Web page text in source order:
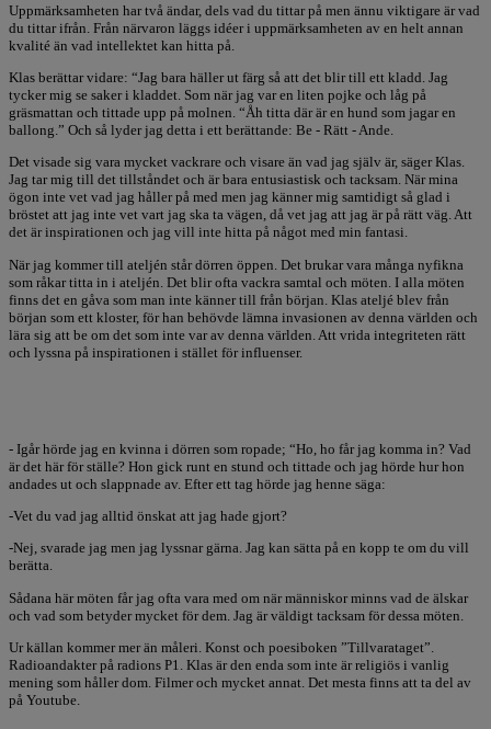
Uppmärksamheten har två ändar, dels vad du tittar på men ännu viktigare är vad
du tittar ifrån. Från närvaron läggs idéer i uppmärksamheten av en helt annan
kvalité än vad intellektet kan hitta på.
Klas berättar vidare: “Jag bara häller ut färg så att det blir till ett kladd. Jag
tycker mig se saker i kladdet. Som när jag var en liten pojke och låg på
gräsmattan och tittade upp på molnen. “Åh titta där är en hund som jagar en
ballong.” Och så lyder jag detta i ett berättande: Be - Rätt - Ande.
Det visade sig vara mycket vackrare och visare än vad jag själv är, säger Klas.
Jag tar mig till det tillståndet och är bara entusiastisk och tacksam. När mina
ögon inte vet vad jag håller på med men jag känner mig samtidigt så glad i
bröstet att jag inte vet vart jag ska ta vägen, då vet jag att jag är på rätt väg. Att
det är inspirationen och jag vill inte hitta på något med min fantasi.
När jag kommer till ateljén står dörren öppen. Det brukar vara många nyfikna
som råkar titta in i ateljén. Det blir ofta vackra samtal och möten. I alla möten
finns det en gåva som man inte känner till från början. Klas ateljé blev från
början som ett kloster, för han behövde lämna invasionen av denna världen och
lära sig att be om det som inte var av denna världen. Att vrida integriteten rätt
och lyssna på inspirationen i stället för influenser.
- Igår hörde jag en kvinna i dörren som ropade; “Ho, ho får jag komma in? Vad
är det här för ställe? Hon gick runt en stund och tittade och jag hörde hur hon
andades ut och slappnade av. Efter ett tag hörde jag henne säga:
-Vet du vad jag alltid önskat att jag hade gjort?
-Nej, svarade jag men jag lyssnar gärna. Jag kan sätta på en kopp te om du vill
berätta.
Sådana här möten får jag ofta vara med om när människor minns vad de älskar
och vad som betyder mycket för dem. Jag är väldigt tacksam för dessa möten.
Ur källan kommer mer än måleri. Konst och poesiboken ”Tillvarataget”.
Radioandakter på radions P1. Klas är den enda som inte är religiös i vanlig
mening som håller dom. Filmer och mycket annat. Det mesta finns att ta del av
på Youtube.